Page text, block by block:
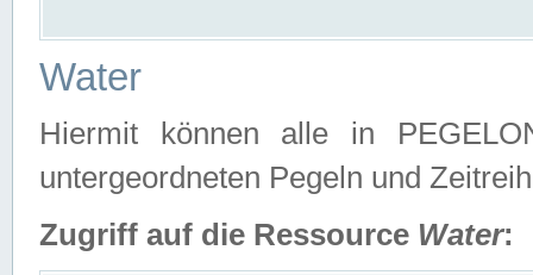
Water
Hiermit können alle in
untergeordneten Pegeln und
Zugriff auf die Ressource Water: